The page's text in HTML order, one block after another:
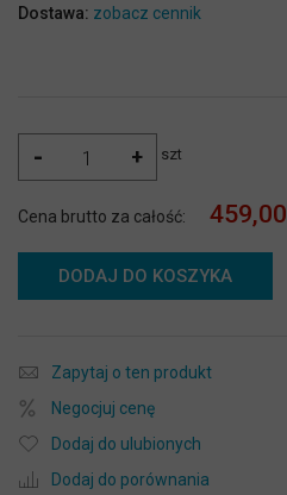
Dostawa: zobacz cennik
- + szt
Cena brutto za całość:
DODAJ DO KOSZYKA
Zapytaj o ten produkt
Negocjuj cenę
Dodaj do ulubionych
Dodaj do porównania